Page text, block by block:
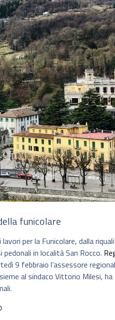
funicolare
per la Funicolare, dalla
in località San Rocco.
9 febbraio l’assessore
al sindaco Vittorio Milesi,